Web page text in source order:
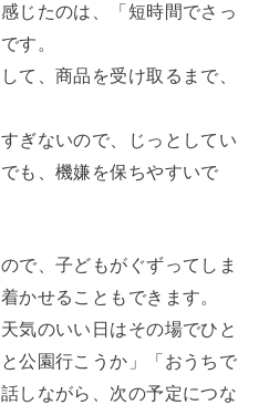
じたのは、「短時間でさっ
す。
て、商品を受け取るまで、
ぎないので、じっとしてい
も、機嫌を保ちやすいで
で、子どもがぐずってしま
かせることもできます。
気のいい日はその場でひと
公園行こうか」「おうちで
しながら、次の予定につな